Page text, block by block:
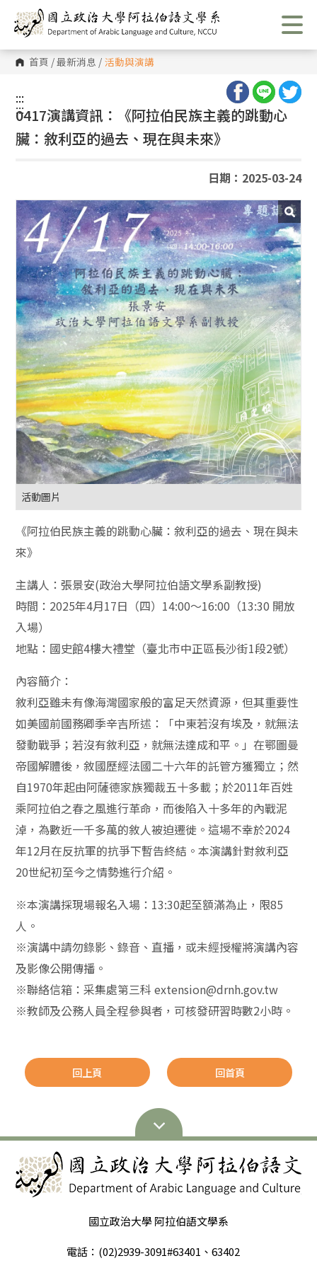
跳
到
主
內
容 首頁 /最新消息 / 活動與演講
:::
:::
0417演講資訊：《阿拉伯民族主義的跳動心
臟：敘利亞的過去、現在與未來》
日期：2025-03-24
活動圖片
《阿拉伯民族主義的跳動心臟：敘利亞的過去、現在與未
來》
主講人：張景安(政治大學阿拉伯語文學系副教授)
時間：2025年4月17日（四）14:00～16:00（13:30 開放
入場）
地點：國史館4樓大禮堂（臺北市中正區長沙街1段2號）
內容簡介：
敘利亞雖未有像海灣國家般的富足天然資源，但其重要性
如美國前國務卿季辛吉所述：「中東若沒有埃及，就無法
發動戰爭；若沒有敘利亞，就無法達成和平。」在鄂圖曼
帝國解體後，敘國歷經法國二十六年的託管方獲獨立；然
自1970年起由阿薩德家族獨裁五十多載；於2011年百姓
乘阿拉伯之春之風進行革命，而後陷入十多年的內戰泥
淖，為數近一千多萬的敘人被迫遷徙。這場不幸於2024
年12月在反抗軍的抗爭下暫告終結。本演講針對敘利亞
20世紀初至今之情勢進行介紹。
※本演講採現場報名入場：13:30起至額滿為止，限85
人。
※演講中請勿錄影、錄音、直播，或未經授權將演講內容
及影像公開傳播。
※聯絡信箱：采集處第三科 extension@drnh.gov.tw
※教師及公務人員全程參與者，可核發研習時數2小時。
回上頁 回首頁
國立政治大學 阿拉伯語文學系
電話：(02)2939-3091#63401、63402